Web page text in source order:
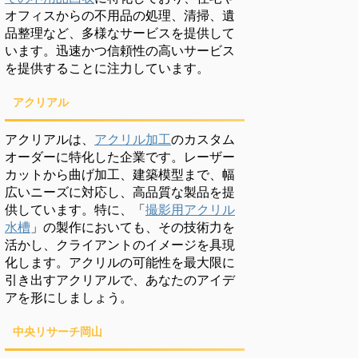
オフィスからの不用品の処理、清掃、遺
品整理など、多様なサービスを提供して
います。迅速かつ信頼性の高いサービス
を提供することに注力しています。
アクリアル
アクリアルは、 アクリル加工のカスタム
オーダーに特化した企業です。レーザー
カットから曲げ加工、建築模型まで、幅
広いニーズに対応し、高品質な製品を提
供しています。特に、「撮影用アクリル
水槽 」の製作においても、その技術力を
活かし、クライアントのイメージを具現
化します。アクリルの可能性を最大限に
引き出すアクリアルで、あなたのアイデ
アを形にしましょう。
中央リサーチ岡山